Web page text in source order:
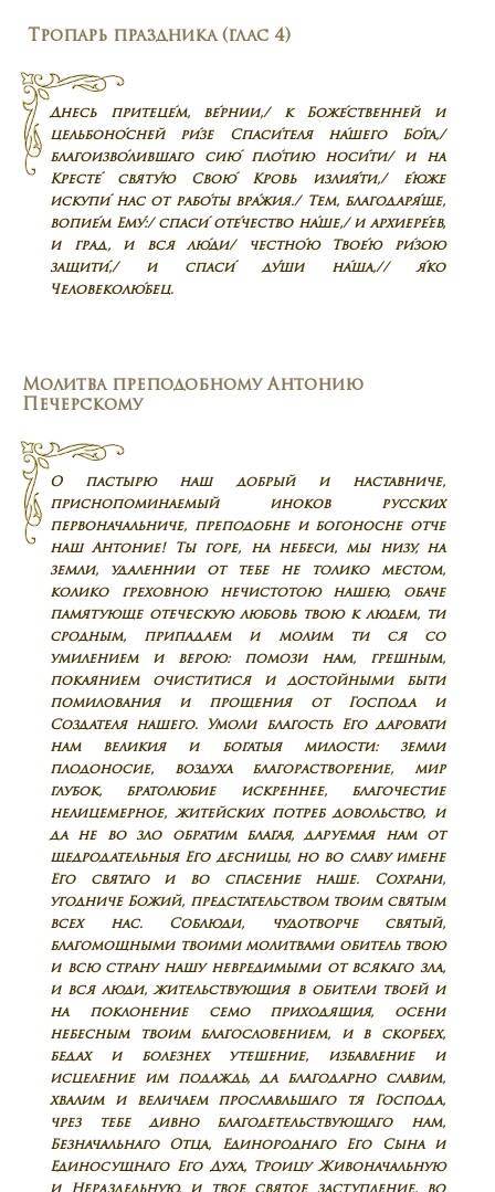
Тропарь праздника (глас 4)
Днесь притеце́м, ве́рнии,/ к Боже́ственней и
цельбоно́сней ри́зе Спаси́теля на́шего Бо́га,/
благоизво́лившаго сию́ пло́тию носи́ти/ и на
Кресте́ святу́ю Свою́ Кровь излия́ти,/ е́юже
искупи́ нас от рабо́ты вра́жия./ Тем, благодаря́ще,
вопие́м Ему́:/ спаси́ оте́чество на́ше,/ и архиере́ев,
и град, и вся лю́ди/ честно́ю Твое́ю ри́зою
защити́,/ и спаси́ ду́ши на́ша,// я́ко
Человеколю́бец.
Молитва преподобному Антонию
Печерскому
О пастырю наш добрый и наставниче,
приснопоминаемый иноков русских
первоначальниче, преподобне и богоносне отче
наш Антоние! Ты горе, на небеси, мы низу, на
земли, удаленнии от тебе не толико местом,
колико греховною нечистотою нашею, обаче
памятующе отеческую любовь твою к людем, ти
сродным, припадаем и молим ти ся со
умилением и верою: помози нам, грешным,
покаянием очиститися и достойными быти
помилования и прощения от Господа и
Создателя нашего. Умоли благость Его даровати
нам великия и богатыя милости: земли
плодоносие, воздуха благорастворение, мир
глубок, братолюбие искреннее, благочестие
нелицемерное, житейских потреб довольство, и
да не во зло обратим благая, даруемая нам от
щедродательныя Его десницы, но во славу имене
Его святаго и во спасение наше. Сохрани,
угодниче Божий, предстательством твоим святым
всех нас. Соблюди, чудотворче святый,
благомощными твоими молитвами обитель твою
и всю страну нашу невредимыми от всякаго зла,
и вся люди, жительствующия в обители твоей и
на поклонение семо приходящия, осени
небесным твоим благословением, и в скорбех,
бедах и болезнех утешение, избавление и
исцеление им подаждь, да благодарно славим,
хвалим и величаем прославльшаго тя Господа,
чрез тебе дивно благодетельствующаго нам,
Безначальнаго Отца, Единороднаго Его Сына и
Единосущнаго Его Духа, Троицу Живоначальную